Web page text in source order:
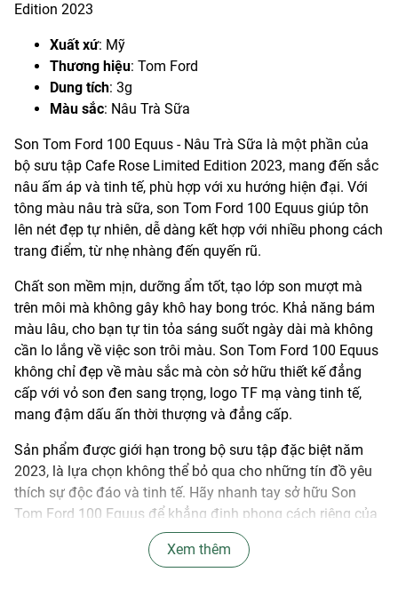
Edition 2023
Xuất xứ: Mỹ
Thương hiệu: Tom Ford
Dung tích: 3g
Màu sắc: Nâu Trà Sữa
Son Tom Ford 100 Equus - Nâu Trà Sữa là một phần của
bộ sưu tập Cafe Rose Limited Edition 2023, mang đến sắc
nâu ấm áp và tinh tế, phù hợp với xu hướng hiện đại. Với
tông màu nâu trà sữa, son Tom Ford 100 Equus giúp tôn
lên nét đẹp tự nhiên, dễ dàng kết hợp với nhiều phong cách
trang điểm, từ nhẹ nhàng đến quyến rũ.
Chất son mềm mịn, dưỡng ẩm tốt, tạo lớp son mượt mà
trên môi mà không gây khô hay bong tróc. Khả năng bám
màu lâu, cho bạn tự tin tỏa sáng suốt ngày dài mà không
cần lo lắng về việc son trôi màu. Son Tom Ford 100 Equus
không chỉ đẹp về màu sắc mà còn sở hữu thiết kế đẳng
cấp với vỏ son đen sang trọng, logo TF mạ vàng tinh tế,
mang đậm dấu ấn thời thượng và đẳng cấp.
Sản phẩm được giới hạn trong bộ sưu tập đặc biệt năm
2023, là lựa chọn không thể bỏ qua cho những tín đồ yêu
thích sự độc đáo và tinh tế. Hãy nhanh tay sở hữu Son
Tom Ford 100 Equus để khẳng định phong cách riêng của
CHÚNG TÔI CAM KẾT HÀNG CHÍNH HÃNG
Xem thêm